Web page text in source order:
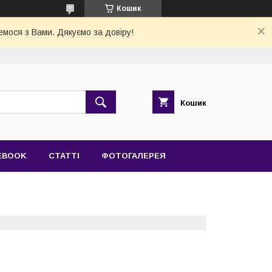
Кошик
з Вами. Дякуємо за довіру!
Кошик
СТАТТІ ФОТОГАЛЕРЕЯ